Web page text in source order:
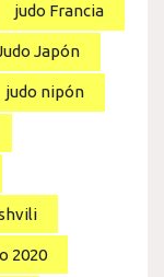
judo Francia
Japón
judo nipón
2020